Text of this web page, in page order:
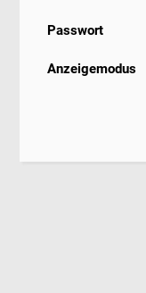
Passwort
Anzeigemodus